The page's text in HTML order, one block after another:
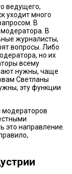
ведущего,
уходит много
В
В
журналисты,
вопросы. Либо
но их
всему
нужны, чаще
Светланы
эту функции
модераторов
это направление.